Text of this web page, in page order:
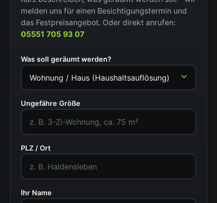
melden uns für einen Besichtigungstermin und
das Festpreisangebot. Oder direkt anrufen:
05551 705 93 07
Was soll geräumt werden?
Ungefähre Größe
PLZ / Ort
Ihr Name